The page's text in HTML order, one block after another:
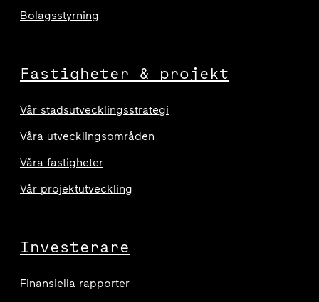
Bolagsstyrning
Fastigheter & projekt
Vår stadsutvecklingsstrategi
Våra utvecklingsområden
Våra fastigheter
Vår projektutveckling
Investerare
Finansiella rapporter